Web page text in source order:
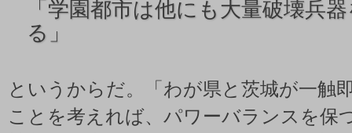
「 学園都市は他にも大量破壊兵
る」
というからだ。「わが県と茨城が一触
ことを考えれば、パワーバランスを保